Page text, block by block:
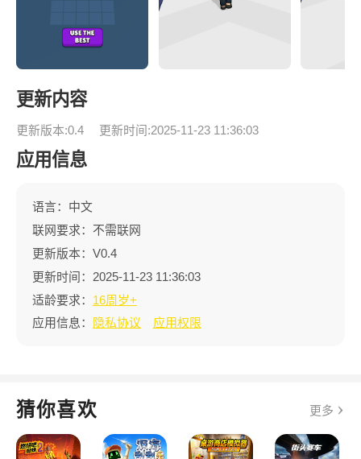
更新内容
更新版本:0.4 更新时间:2025-11-23 11:36:03
应用信息
语言：中文
联网要求：不需联网
更新版本：V0.4
更新时间：2025-11-23 11:36:03
适龄要求： 16周岁+
应用信息：
隐私协议 应用权限
猜你喜欢 更多